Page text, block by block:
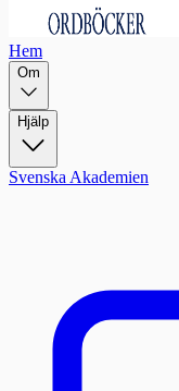
Hem
Om
Hjälp
Svenska Akademien